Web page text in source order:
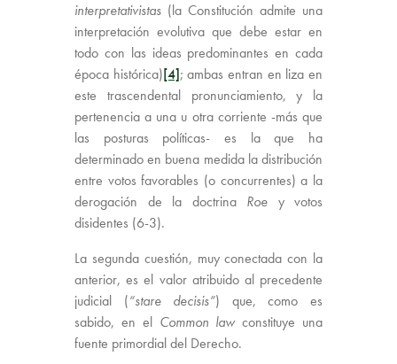
interpretativistas (la Constitución admite una
interpretación evolutiva que debe estar en
todo con las ideas predominantes en cada
época histórica)[4]; ambas entran en liza en
este trascendental pronunciamiento, y la
pertenencia a una u otra corriente -más que
las posturas políticas- es la que ha
determinado en buena medida la distribución
entre votos favorables (o concurrentes) a la
derogación de la doctrina Roe y votos
disidentes (6-3).
La segunda cuestión, muy conectada con la
anterior, es el valor atribuido al precedente
judicial (“stare decisis”) que, como es
sabido, en el Common lawconstituye una
fuente primordial del Derecho.